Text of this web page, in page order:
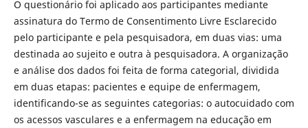
O questionário foi aplicado aos participantes mediante
assinatura do Termo de Consentimento Livre Esclarecido
pelo participante e pela pesquisadora, em duas vias: uma
destinada ao sujeito e outra à pesquisadora. A organização
e análise dos dados foi feita de forma categorial, dividida
em duas etapas: pacientes e equipe de enfermagem,
identificando-se as seguintes categorias: o autocuidado com
os acessos vasculares e a enfermagem na educação em